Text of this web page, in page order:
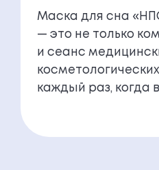
Маска для сна
— это не только
и сеанс
каждый раз, когда